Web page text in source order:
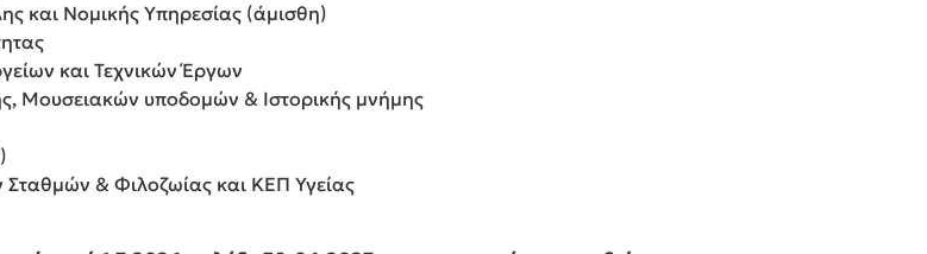
και Νομικής Υπηρεσίας (άμισθη)
και Τεχνικών Έργων
Μουσειακών υποδομών & Ιστορικής μνήμης
& Φιλοζωίας και ΚΕΠ Υγείας